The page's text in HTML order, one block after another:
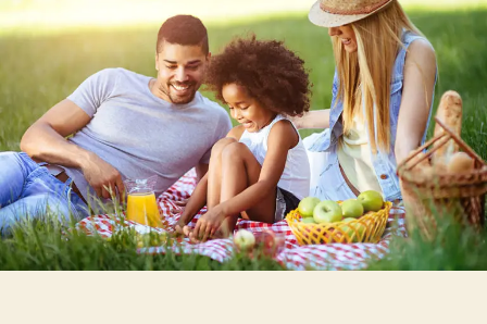
planos
de
saúde
pra
você
e
sua
família